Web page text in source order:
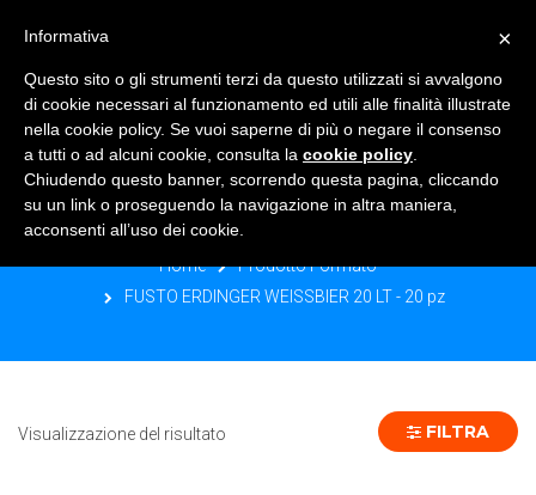
FUSTO ERDINGER WEISSBIER 20 LT -
20 PZ
Home
Prodotto Formato
FUSTO ERDINGER WEISSBIER 20 LT - 20 pz
Visualizzazione del risultato FILTRA
×
Informativa
Questo sito o gli strumenti terzi da questo utilizzati si avvalgono
di cookie necessari al funzionamento ed utili alle finalità illustrate
nella cookie policy. Se vuoi saperne di più o negare il consenso
a tutti o ad alcuni cookie, consulta la cookie policy
Chiudendo questo banner, scorrendo questa pagina, cliccando
su un link o proseguendo la navigazione in altra maniera,
acconsenti all’uso dei cookie.